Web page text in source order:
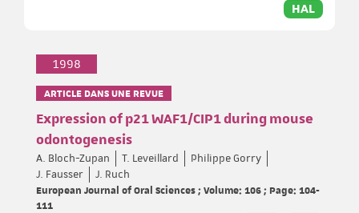
HAL
1998
ARTICLE DANS UNE REVUE
Expression of p21 WAF1/CIP1 during mouse
odontogenesis
A. Bloch-Zupan T. Leveillard
Philippe Gorry
J. Fausser
J. Ruch
European Journal of Oral Sciences ; Volume: 106 ; Page: 104-
111